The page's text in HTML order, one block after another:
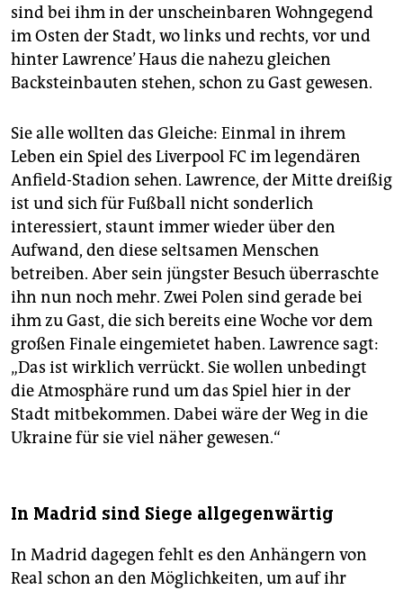
sind bei ihm in der unscheinbaren Wohngegend
im Osten der Stadt, wo links und rechts, vor und
hinter Lawrence’ Haus die nahezu gleichen
Backsteinbauten stehen, schon zu Gast gewesen.
Sie alle wollten das Gleiche: Einmal in ihrem
Leben ein Spiel des Liverpool FC im legendären
Anfield-Stadion sehen. Lawrence, der Mitte dreißig
ist und sich für Fußball nicht sonderlich
interessiert, staunt immer wieder über den
Aufwand, den diese seltsamen Menschen
betreiben. Aber sein jüngster Besuch überraschte
ihn nun noch mehr. Zwei Polen sind gerade bei
ihm zu Gast, die sich bereits eine Woche vor dem
großen Finale eingemietet haben. Lawrence sagt:
„Das ist wirklich verrückt. Sie wollen unbedingt
die Atmosphäre rund um das Spiel hier in der
Stadt mitbekommen. Dabei wäre der Weg in die
Ukraine für sie viel näher gewesen.“
In Madrid sind Siege allgegenwärtig
In Madrid dagegen fehlt es den Anhängern von
Real schon an den Möglichkeiten, um auf ihr